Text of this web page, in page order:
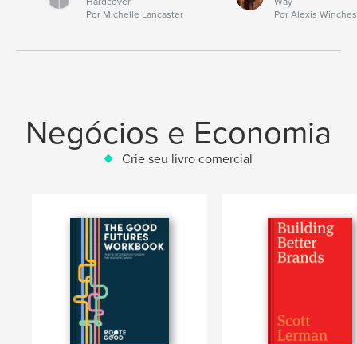
Por Michelle Lancaster
Por Alexis
Negócios e Economia
Crie seu livro comercial